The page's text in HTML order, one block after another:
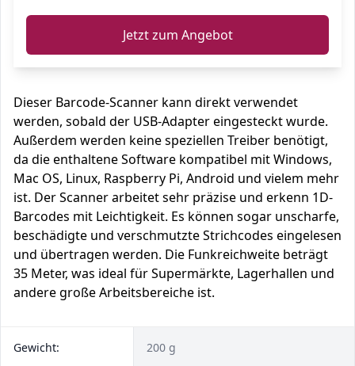
Jetzt zum Angebot
Dieser Barcode-Scanner kann direkt verwendet
werden, sobald der USB-Adapter eingesteckt wurde.
Außerdem werden keine speziellen Treiber benötigt,
da die enthaltene Software kompatibel mit Windows,
Mac OS, Linux, Raspberry Pi, Android und vielem mehr
ist. Der Scanner arbeitet sehr präzise und erkenn 1D-
Barcodes mit Leichtigkeit. Es können sogar unscharfe,
beschädigte und verschmutzte Strichcodes eingelesen
und übertragen werden. Die Funkreichweite beträgt
35 Meter, was ideal für Supermärkte, Lagerhallen und
andere große Arbeitsbereiche ist.
Gewicht: 200 g